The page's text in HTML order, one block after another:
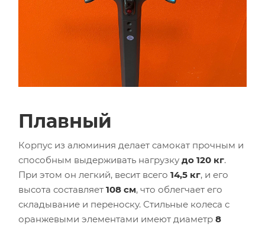
Плавный
Корпус из алюминия делает самокат прочным и
способным выдерживать нагрузку до 120 кг.
При этом он легкий, весит всего 14,5 кг, и его
высота составляет 108 см, что облегчает его
складывание и переноску. Стильные колеса с
оранжевыми элементами имеют диаметр 8